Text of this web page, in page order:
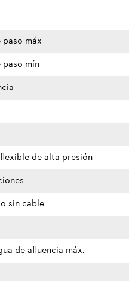
máx
paso mín
de alta presión
sin cable
de afluencia máx.